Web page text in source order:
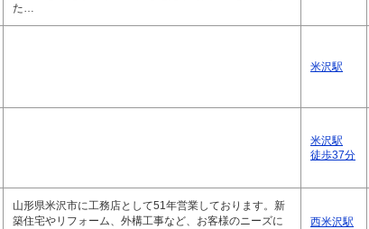
た…
米沢駅
米沢駅
徒歩37分
山形県米沢市に工務店として51年営業しております。新
築住宅やリフォーム、外構工事など、お客様のニーズに
西米沢駅